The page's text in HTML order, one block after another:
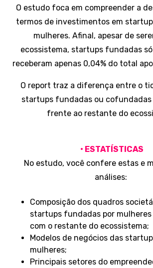
O estudo foca em compreender a
termos de investimentos em
mulheres. Afinal, apesar de
ecossistema, startups fundadas
receberam apenas 0,04% do total
O report traz a diferença entre o
startups fundadas ou cofundadas
frente ao restante do
• ESTATÍSTICAS
No estudo, você confere estas e
análises:
Composição dos quadros
startups fundadas por mulheres
com o restante do ecossistema;
Modelos de negócios das
mulheres;
Principais setores do